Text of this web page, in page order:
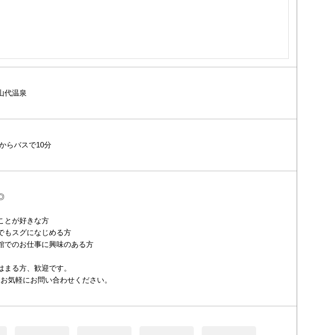
代温泉
らバスで10分
とが好きな方
もスグになじめる方
でのお仕事に興味のある方
まる方、歓迎です。
気軽にお問い合わせください。